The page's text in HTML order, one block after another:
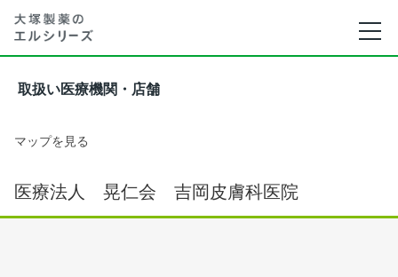
取扱い医療機関・店舗
マップを見る
医療法人 晃仁会 吉岡皮膚科医院